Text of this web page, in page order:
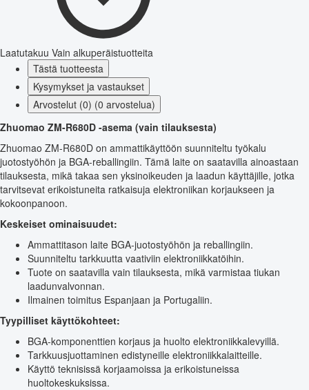
Laatutakuu Vain alkuperäistuotteita
Tästä tuotteesta
Kysymykset ja vastaukset
Arvostelut (0) (0 arvostelua)
Zhuomao ZM-R680D -asema (vain tilauksesta)
Zhuomao ZM-R680D on ammattikäyttöön suunniteltu työkalu
juotostyöhön ja BGA-reballingiin. Tämä laite on saatavilla ainoastaan
tilauksesta, mikä takaa sen yksinoikeuden ja laadun käyttäjille, jotka
tarvitsevat erikoistuneita ratkaisuja elektroniikan korjaukseen ja
kokoonpanoon.
Keskeiset ominaisuudet:
Ammattitason laite BGA-juotostyöhön ja reballingiin.
Suunniteltu tarkkuutta vaativiin elektroniikkatöihin.
Tuote on saatavilla vain tilauksesta, mikä varmistaa tiukan
laadunvalvonnan.
Ilmainen toimitus Espanjaan ja Portugaliin.
Tyypilliset käyttökohteet:
BGA-komponenttien korjaus ja huolto elektroniikkalevyillä.
Tarkkuusjuottaminen edistyneille elektroniikkalaitteille.
Käyttö teknisissä korjaamoissa ja erikoistuneissa
huoltokeskuksissa.